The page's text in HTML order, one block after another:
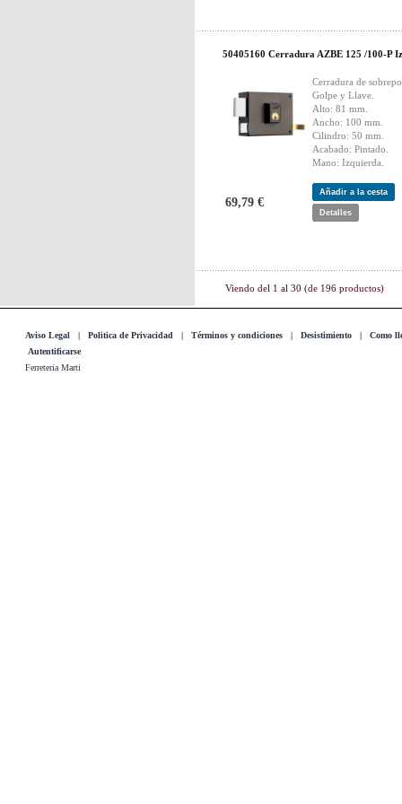
50405160 Cerradura AZBE 125 /100-P
Cerradura de
Golpe y Llave.
Alto: 81 mm.
Ancho: 100 mm.
Cilindro: 50 mm.
Acabado: Pintado.
Mano: Izquierda.
69,79 €
Añadir a la cesta
Detalles
Viendo del 1 al 30 (de 196 productos)
Aviso Legal | Politica de Privacidad | Términos y condiciones | Desistimiento | Como
Autentificarse
Ferreteria Marti